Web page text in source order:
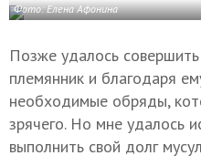
Фото: Елена Афонина
Позже удалось совершить
племянник и благодаря
необходимые обряды,
зрячего. Но мне удалось
выполнить свой долг